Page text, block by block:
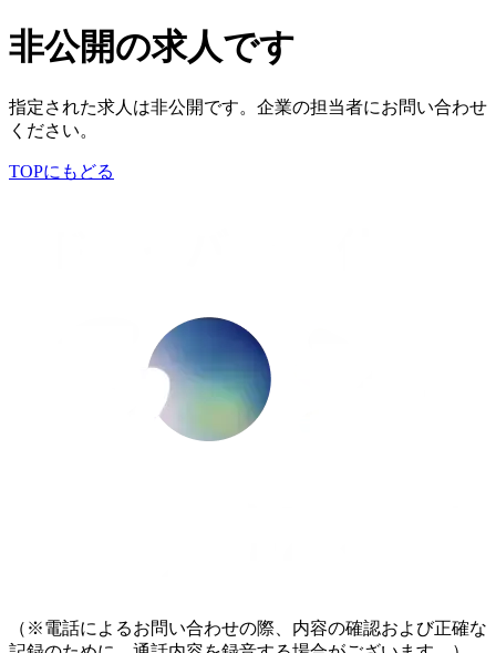
非公開の求人です
指定された求人は非公開です。企業の担当者にお問い合わせ
ください。
TOPにもどる
（※電話によるお問い合わせの際、内容の確認および正確な